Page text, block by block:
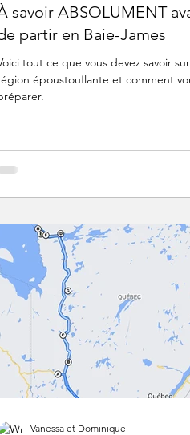
savoir ABSOLUMENT
partir en Baie-James
tout ce que vous devez savoir sur
époustouflante et comment
Vanessa et Dominique